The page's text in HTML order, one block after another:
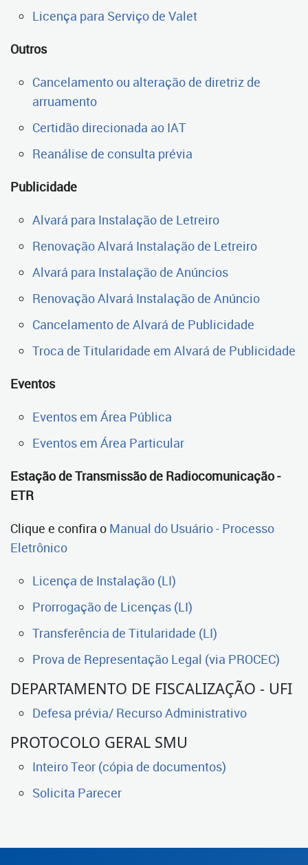
Licença para Serviço de Valet
Outros
Cancelamento ou alteração de diretriz de
arruamento
Certidão direcionada ao IAT
Reanálise de consulta prévia
Publicidade
Alvará para Instalação de Letreiro
Renovação Alvará Instalação de Letreiro
Alvará para Instalação de Anúncios
Renovação Alvará Instalação de Anúncio
Cancelamento de Alvará de Publicidade
Troca de Titularidade em Alvará de Publicidade
Eventos
Eventos em Área Pública
Eventos em Área Particular
Estação de Transmissão de Radiocomunicação -
ETR
Clique e confira o Manual do Usuário - Processo
Eletrônico
Licença de Instalação (LI)
Prorrogação de Licenças (LI)
Transferência de Titularidade (LI)
Prova de Representação Legal (via PROCEC)
DEPARTAMENTO DE FISCALIZAÇÃO - UFI
Defesa prévia/ Recurso Administrativo
PROTOCOLO GERAL SMU
Inteiro Teor (cópia de documentos)
Solicita Parecer